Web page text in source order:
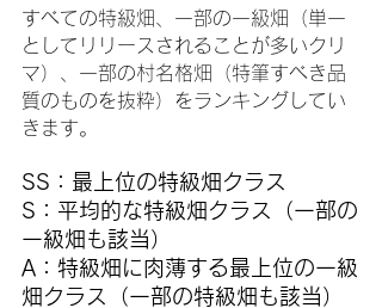
すべての特級畑、一部の一級畑（単一
としてリリースされることが多いクリ
マ）、一部の村名格畑（特筆すべき品
質のものを抜粋）をランキングしてい
きます。
SS：最上位の特級畑クラス
S：平均的な特級畑クラス（一部の
一級畑も該当）
A：特級畑に肉薄する最上位の一級
畑クラス（一部の特級畑も該当）